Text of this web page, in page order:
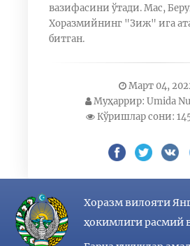
вазифасини ўтади. Мас,
Хоразмийнинг "Зиж" ига
битган.
Март 04,
Муҳаррир: Umida
Кўришлар сони:
Хоразм вилояти
ҳокимлиги расмий